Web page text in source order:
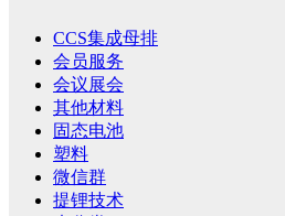
CCS集成母排
会员服务
会议展会
其他材料
固态电池
塑料
微信群
提锂技术